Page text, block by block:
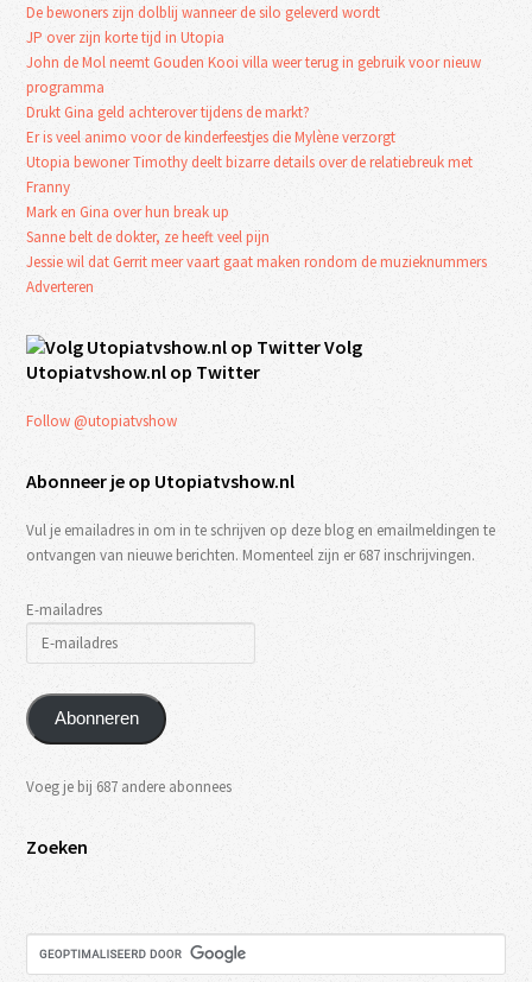
De bewoners zijn dolblij wanneer de silo geleverd wordt
JP over zijn korte tijd in Utopia
John de Mol neemt Gouden Kooi villa weer terug in gebruik voor nieuw
programma
Drukt Gina geld achterover tijdens de markt?
Er is veel animo voor de kinderfeestjes die Mylène verzorgt
Utopia bewoner Timothy deelt bizarre details over de relatiebreuk met
Franny
Mark en Gina over hun break up
Sanne belt de dokter, ze heeft veel pijn
Jessie wil dat Gerrit meer vaart gaat maken rondom de muzieknummers
Adverteren
Volg
Utopiatvshow.nl op Twitter
Follow @utopiatvshow
Abonneer je op Utopiatvshow.nl
Vul je emailadres in om in te schrijven op deze blog en emailmeldingen te
ontvangen van nieuwe berichten. Momenteel zijn er 687 inschrijvingen.
E-mailadres
Abonneren
Voeg je bij 687 andere abonnees
Zoeken